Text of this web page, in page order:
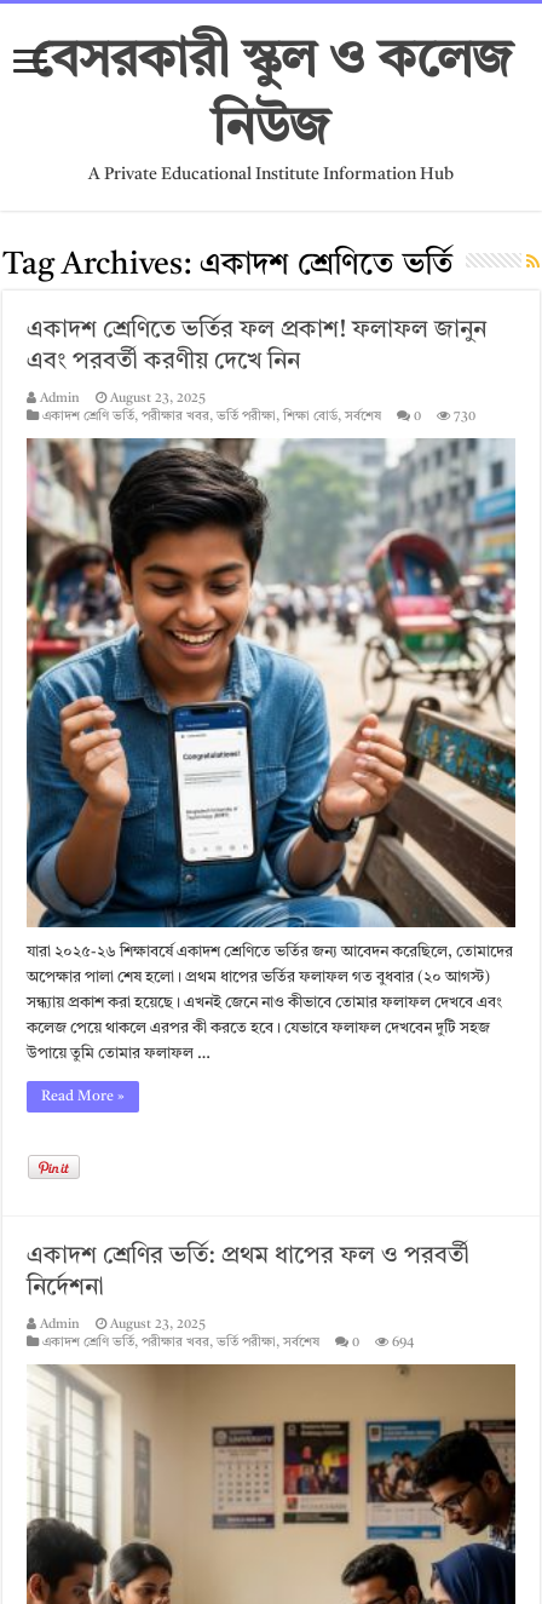
বেসরকারী স্কুল ও কলেজ
নিউজ
A Private Educational Institute Information Hub
Tag Archives:একাদশ শ্রেণিতে ভর্তি
একাদশ শ্রেণিতে ভর্তির ফল প্রকাশ! ফলাফল জানুন
এবং পরবর্তী করণীয় দেখে নিন
Admin
August 23, 2025
একাদশ শ্রেণি ভর্তি,পরীক্ষার খবর,ভর্তি পরীক্ষা,শিক্ষা বোর্ড,সর্বশেষ 0 730
যারা ২০২৫-২৬ শিক্ষাবর্ষে একাদশ শ্রেণিতে ভর্তির জন্য আবেদন করেছিলে, তোমাদের
অপেক্ষার পালা শেষ হলো। প্রথম ধাপের ভর্তির ফলাফল গত বুধবার (২০ আগস্ট)
সন্ধ্যায় প্রকাশ করা হয়েছে। এখনই জেনে নাও কীভাবে তোমার ফলাফল দেখবে এবং
কলেজ পেয়ে থাকলে এরপর কী করতে হবে। যেভাবে ফলাফল দেখবেন দুটি সহজ
উপায়ে তুমি তোমার ফলাফল …
Read More »
একাদশ শ্রেণির ভর্তি: প্রথম ধাপের ফল ও পরবর্তী
নির্দেশনা
Admin
August 23, 2025
একাদশ শ্রেণি ভর্তি,পরীক্ষার খবর,ভর্তি পরীক্ষা,সর্বশেষ 0 694